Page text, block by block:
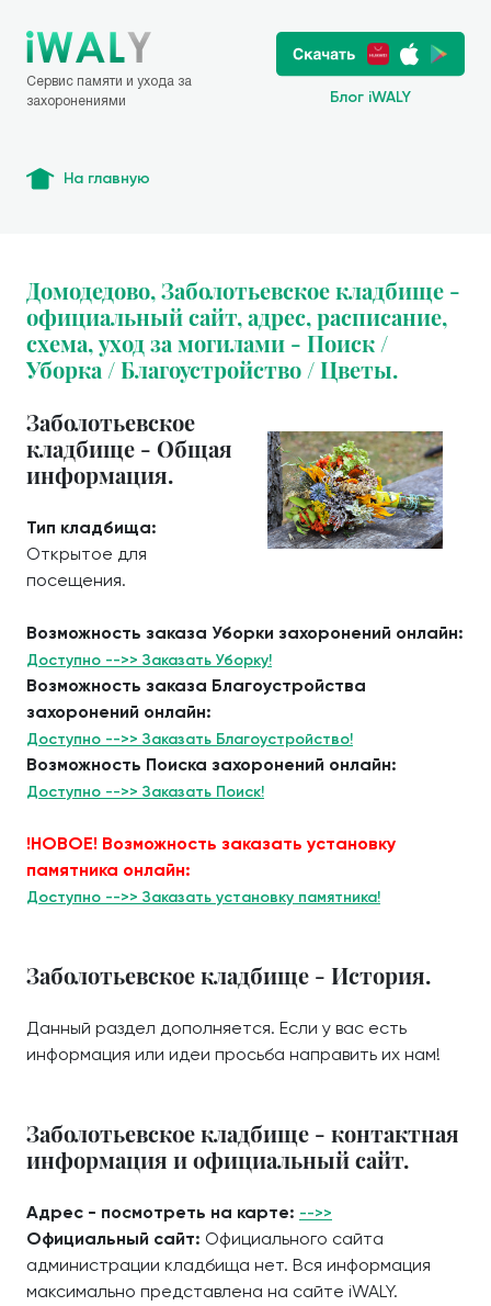
Сервис памяти и ухода за
захоронениями
Блог iWALY
На главную
Домодедово, Заболотьевское кладбище -
официальный сайт, адрес, расписание,
схема, уход за могилами - Поиск /
Уборка / Благоустройство / Цветы.
Заболотьевское
кладбище - Общая
информация.
Тип кладбища:
Открытое для
посещения.
Возможность заказа Уборки захоронений онлайн:
Доступно -->> Заказать Уборку!
Возможность заказа Благоустройства
захоронений онлайн:
Доступно -->> Заказать Благоустройство!
Возможность Поиска захоронений онлайн:
Доступно -->> Заказать Поиск!
!НОВОЕ! Возможность заказать установку
памятника онлайн:
Доступно -->> Заказать установку памятника!
Заболотьевское кладбище - История.
Данный раздел дополняется. Если у вас есть
информация или идеи просьба направить их нам!
Заболотьевское кладбище - контактная
информация и официальный сайт.
Адрес - посмотреть на карте: -->>
Официальный сайт: Официального сайта
администрации кладбища нет. Вся информация
максимально представлена на сайте iWALY.